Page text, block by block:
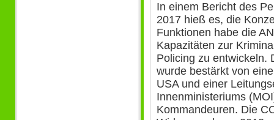
In einem Bericht des
2017 hieß es, die
Funktionen habe die
Kapazitäten zur
Policing zu entwickeln.
wurde bestärkt von
USA und einer
Innenministeriums
Kommandeuren. Die